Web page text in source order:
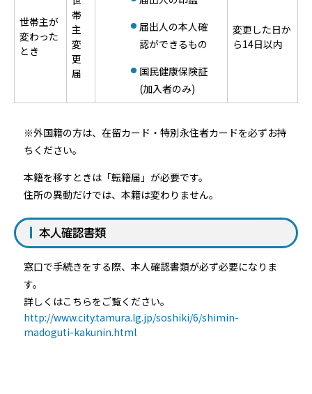
世帯主が
変わった
とき
帯
主
変
更
届
届出人の本人確
認ができるもの
国民健康保険証
(加入者のみ)
変更した日か
ら14日以内
※外国籍の方は、在留カード・特別永住者カードを必ずお持
ちください。
本籍を移すときは「転籍届」が必要です。
住所の異動だけでは、本籍は変わりません。
本人確認書類
窓口で手続きをする際、本人確認書類が必ず必要になりま
す。
詳しくはこちらをご覧ください。
http://www.city.tamura.lg.jp/soshiki/6/shimin-
madoguti-kakunin.html